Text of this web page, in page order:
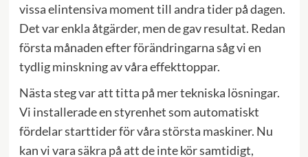
vissa elintensiva moment till andra tider på dagen.
Det var enkla åtgärder, men de gav resultat. Redan
första månaden efter förändringarna såg vi en
tydlig minskning av våra effekttoppar.
Nästa steg var att titta på mer tekniska lösningar.
Vi installerade en styrenhet som automatiskt
fördelar starttider för våra största maskiner. Nu
kan vi vara säkra på att de inte kör samtidigt,